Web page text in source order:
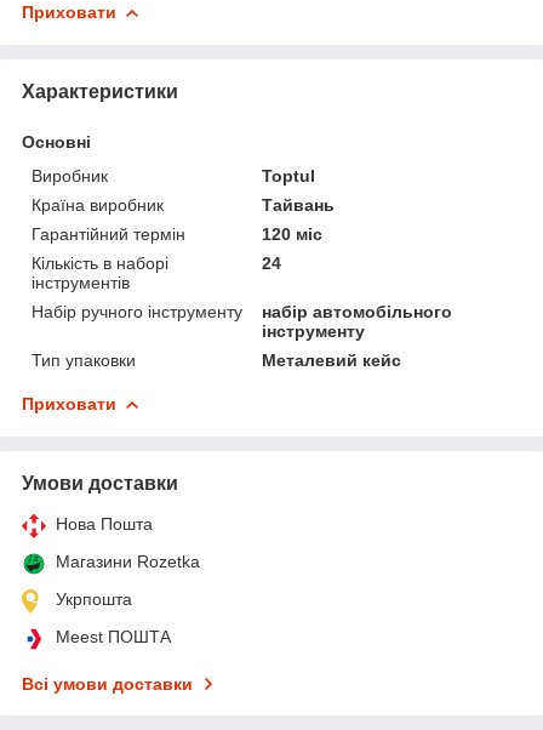
Приховати
Характеристики
Основні
Виробник
Toptul
Країна виробник
Тайвань
Гарантійний термін
120 міс
Кількість в наборі
інструментів
24
Набір ручного інструменту
набір автомобільного
інструменту
Тип упаковки
Металевий кейс
Приховати
Умови доставки
Нова Пошта
Магазини Rozetka
Укрпошта
Meest ПОШТА
Всі умови доставки